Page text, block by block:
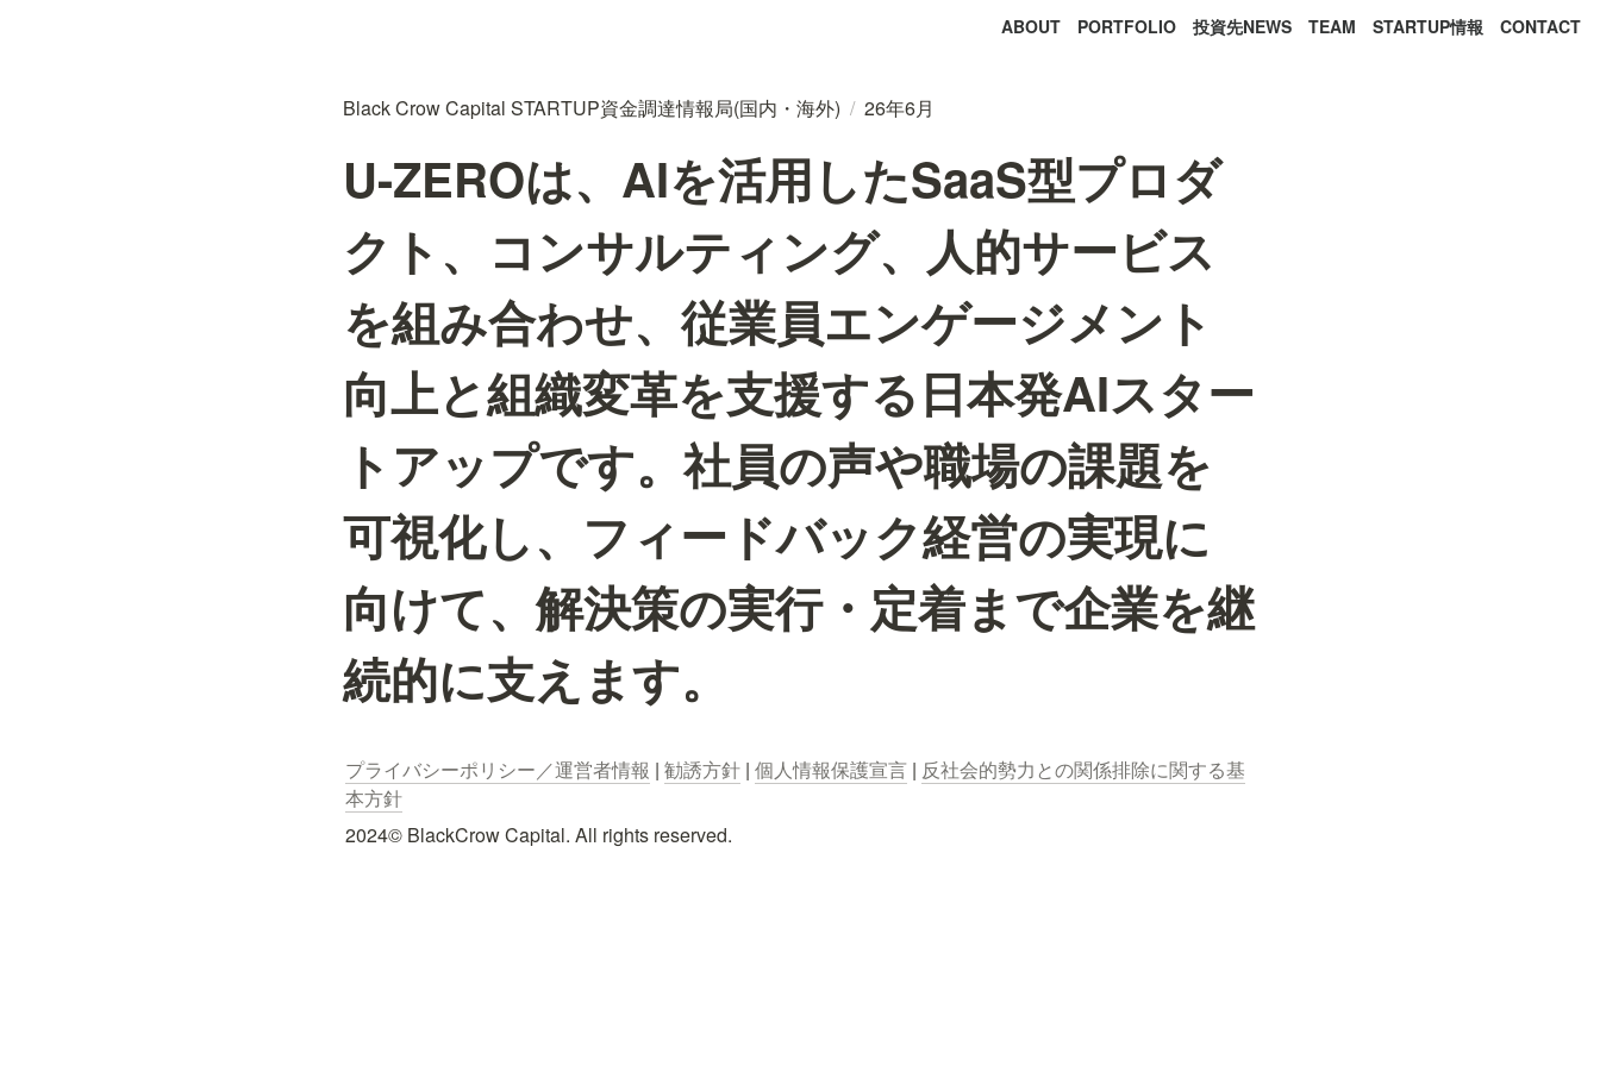
ABOUT PORTFOLIO 投資先NEWS TEAM STARTUP情報 CONTACT
Black Crow Capital STARTUP資金調達情報局(国内・海外) / 26年6月
U-ZEROは、AIを活用したSaaS型プロダ
クト、コンサルティング、人的サービス
を組み合わせ、従業員エンゲージメント
向上と組織変革を支援する日本発AIスター
トアップです。社員の声や職場の課題を
可視化し、フィードバック経営の実現に
向けて、解決策の実行・定着まで企業を継
続的に支えます。
プライバシーポリシー／運営者情報 | 勧誘方針 | 個人情報保護宣言 | 反社会的勢力との関係排除に関する基
本方針
2024© BlackCrow Capital. All rights reserved.